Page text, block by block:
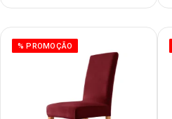
% PROMOÇÃO